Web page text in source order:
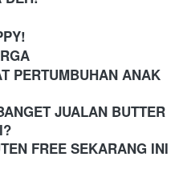
PERTUMBUHAN ANAK
JUALAN BUTTER
FREE SEKARANG INI